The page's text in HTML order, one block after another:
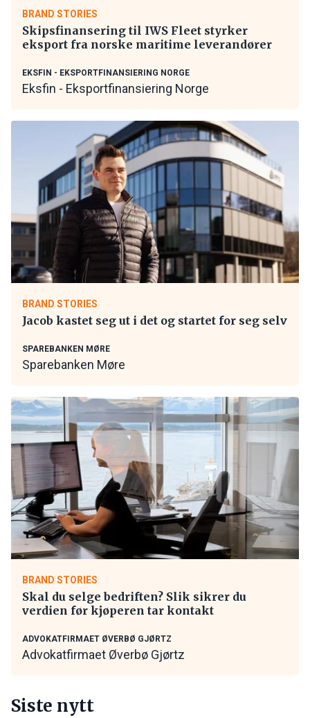
BRAND STORIES
Skipsfinansering til IWS Fleet styrker
eksport fra norske maritime leverandører
EKSFIN - EKSPORTFINANSIERING NORGE
Eksfin - Eksportfinansiering Norge
BRAND STORIES
Jacob kastet seg ut i det og startet for seg selv
SPAREBANKEN MØRE
Sparebanken Møre
BRAND STORIES
Skal du selge bedriften? Slik sikrer du
verdien før kjøperen tar kontakt
ADVOKATFIRMAET ØVERBØ GJØRTZ
Advokatfirmaet Øverbø Gjørtz
Siste nytt